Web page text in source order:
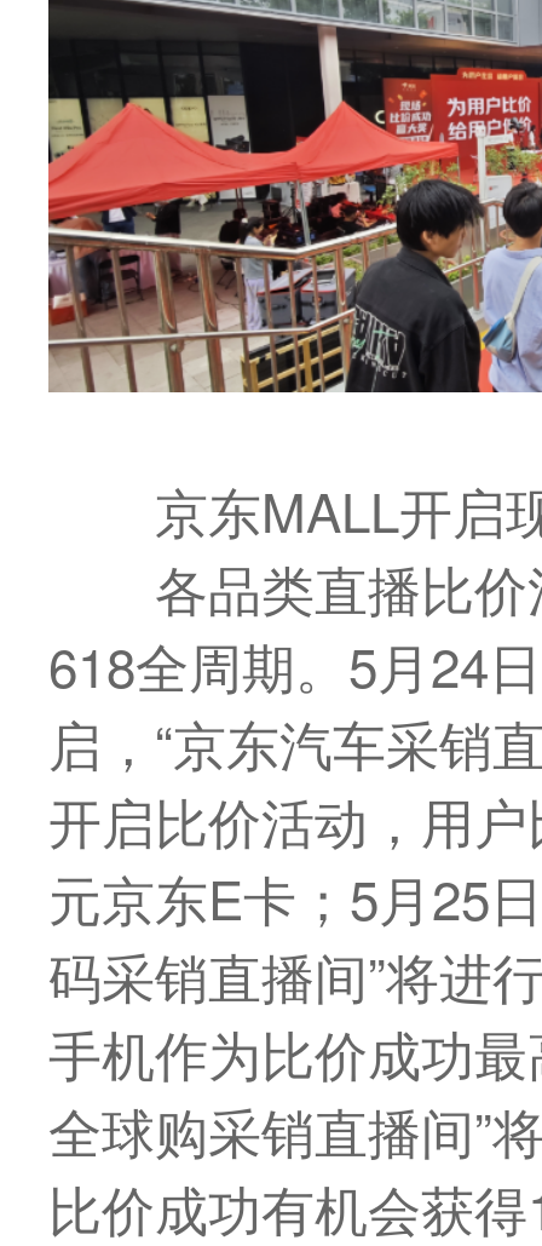
京东MALL开启
各品类直播比
618全周期。5月24
启，“京东汽车采销
开启比价活动，用
元京东E卡；5月25
码采销直播间”将进
手机作为比价成功最
全球购采销直播间”
比价成功有机会获